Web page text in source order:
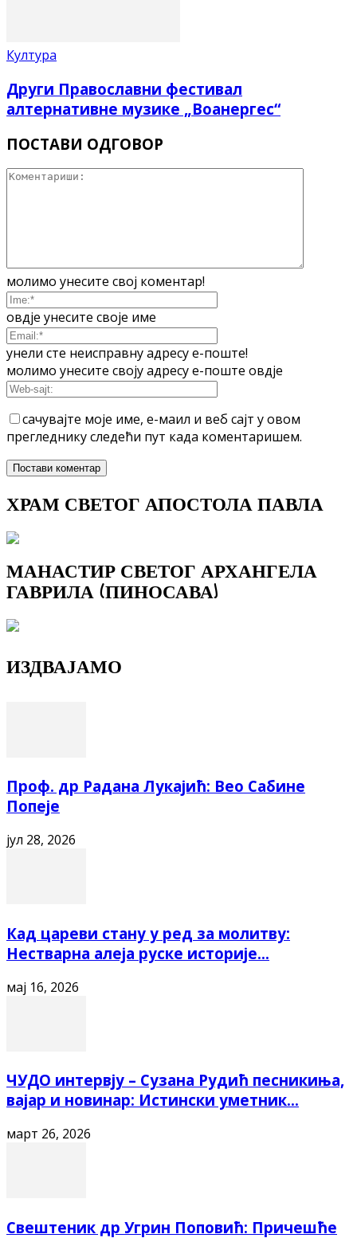
Култура
Други Православни фестивал
алтернативне музике „Воанергес“
ПОСТАВИ ОДГОВОР
молимо унесите свој коментар!
овдје унесите своје име
унели сте неисправну адресу е-поште!
молимо унесите своју адресу е-поште овдје
сачувајте моје име, е-маил и веб сајт у овом
прегледнику следећи пут када коментаришем.
ХРАМ СВЕТОГ АПОСТОЛА ПАВЛА
МАНАСТИР СВЕТОГ АРХАНГЕЛА
ГАВРИЛА (ПИНОСАВА)
ИЗДВАЈАМО
Проф. др Радана Лукајић: Вео Сабине
Попеје
јул 28, 2026
Кад цареви стану у ред за молитву:
Нестварна алеја руске историје...
мај 16, 2026
ЧУДО интервју – Сузана Рудић песникиња,
вајар и новинар: Истински уметник...
март 26, 2026
Свештеник др Угрин Поповић: Причешће